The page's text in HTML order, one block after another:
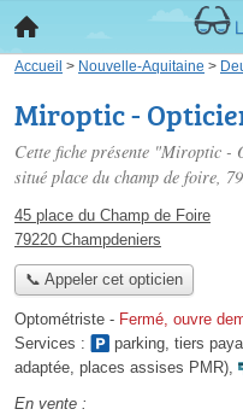
Accueil > Nouvelle-Aquitaine >
Miroptic -
Cette fiche présente "Miroptic -
situé place du champ de foire,
45 place du Champ de Foire
79220 Champdeniers
📞 Appeler cet opticien
Optométriste - Fermé, ouvre
Services :
parking, tiers
adaptée, places assises PMR),
En vente :